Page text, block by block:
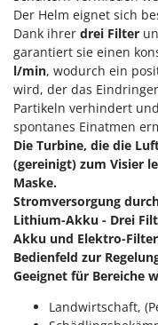
Kompressoren -
Kompressoren
Kreiseleggen
Küchenreiben -
L
Laderampe aus
Laubsauger -
Laubsauger auf
Luftentfeuchter
Luftkühler mit
Edilmark
Effeuno
Einhell
Elegen
Energy Gruppi
Enotecnica Pillan
Eschenfelder
EuroMech
Eurosystems
F
FAC
Fama Industrie
Der Helm eignet sich
Dank ihrer drei Filter
garantiert sie einen
l/min, wodurch ein
wird, der das
Partikeln verhindert
spontanes Einatmen
Die Turbine, die die
(gereinigt) zum Visier
Maske.
Stromversorgung
Lithium-Akku - Drei
Akku und Elektro-
Bedienfeld zur
Geeignet für Bereiche
Landwirtschaft,